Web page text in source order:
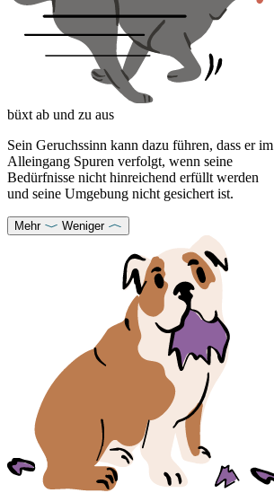
büxt ab und zu aus
Sein Geruchssinn kann dazu führen, dass er im
Alleingang Spuren verfolgt, wenn seine
Bedürfnisse nicht hinreichend erfüllt werden
und seine Umgebung nicht gesichert ist.
Mehr Weniger